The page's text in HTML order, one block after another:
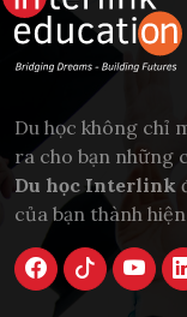
Du học không chỉ
ra cho bạn những
Du học Interlink
của bạn thành